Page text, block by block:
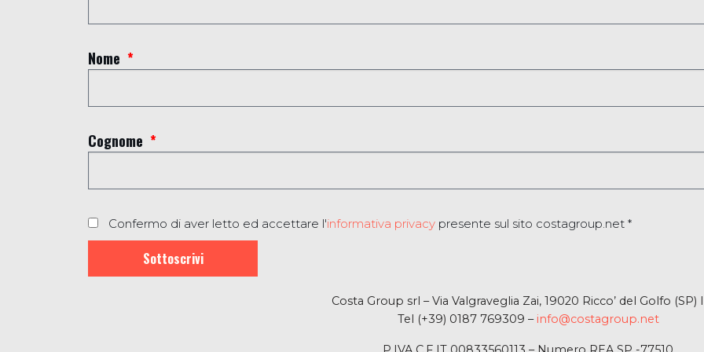
Nome
Cognome
Confermo di aver letto ed accettare l'informativa privacy presente sul sito costagroup.net *
Sottoscrivi
Costa Group srl – Via Valgraveglia Zai, 19020 Ricco’ del Golfo (SP)
Tel (+39) 0187 769309 – info@costagroup.net